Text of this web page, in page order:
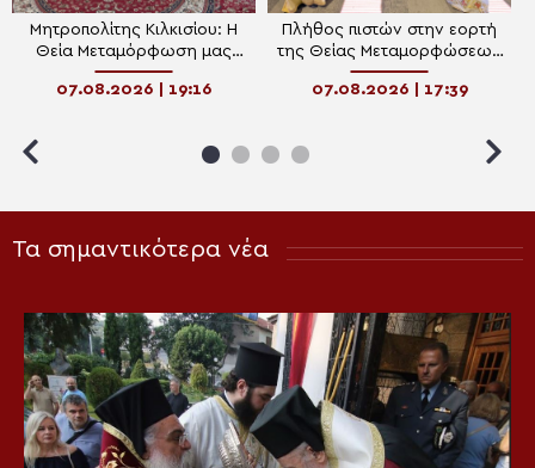
Μητροπολίτης Κιλκισίου: Η
Θεία Μεταμόρφωση μας
καλεί να μεταμορφώσουμε
τη ζωή μας
07.08.2026 | 19:16
Πλήθος πιστών στην εορτή
της Θείας Μεταμορφώσεως
στο Κιλκίς
07.08.2026 | 17:39
Τα σημαντικότερα νέα